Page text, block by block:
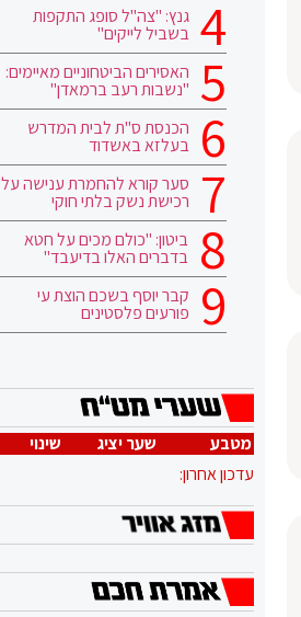
גנץ: "צה"ל סופג התקפות
בשביל לייקים"
האסירים הביטחוניים מאיימים:
"נשבות רעב ברמאדן"
הכנסת ס"ת לבית המדרש
בעלזא באשדוד
סער קורא להחמרת ענישה על
רכישת נשק בלתי חוקי
ביטון: "כולם מכים על חטא
בדברים האלו בדיעבד"
קבר יוסף בשכם הוצת עי
פורעים פלסטינים
מטבע שער יציג
שינוי
עדכון אחרון: